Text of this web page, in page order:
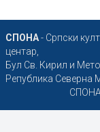
СПОНА- Српски
центар,
Бул Св. Кирил и
Република Северна